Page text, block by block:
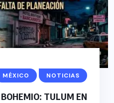
MÉXICO NOTICIAS
TULUM EN